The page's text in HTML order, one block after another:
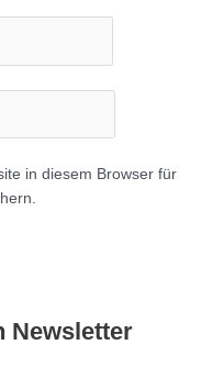
in diesem Browser für
Newsletter